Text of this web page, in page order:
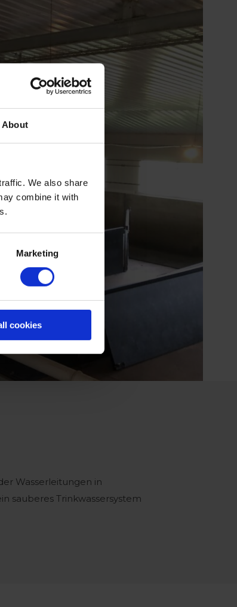
About
We also share
combine it with
Marketing
cookies
Wasserleitungen in
sauberes Trinkwassersystem